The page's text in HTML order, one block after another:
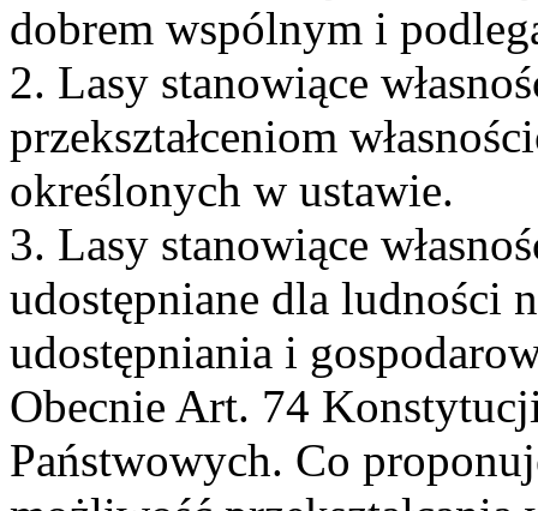
dobrem wspólnym i
2. Lasy stanowiące
przekształceniom
określonych w ustawie.
3. Lasy stanowiące
udostępniane dla ludności
udostępniania i
Obecnie Art. 74
Państwowych. Co